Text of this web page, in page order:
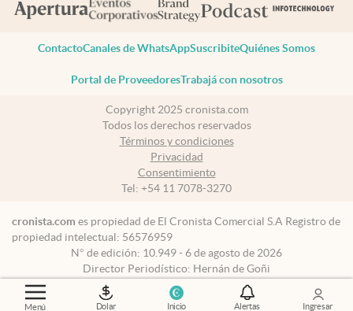
Menú Dolar Inicio Alertas Ingresar
ContactoCanales de WhatsAppSuscribiteQuiénes Somos
Portal de ProveedoresTrabajá con nosotros
Copyright 2025 cronista.com
Todos los derechos reservados
Términos y condiciones
Privacidad
Consentimiento
Tel: +54 11 7078-3270
cronista.com es propiedad de El Cronista Comercial S.A Registro de
propiedad intelectual: 56576959
N° de edición: 10.949 - 6 de agosto de 2026
Director Periodístico: Hernán de Goñi